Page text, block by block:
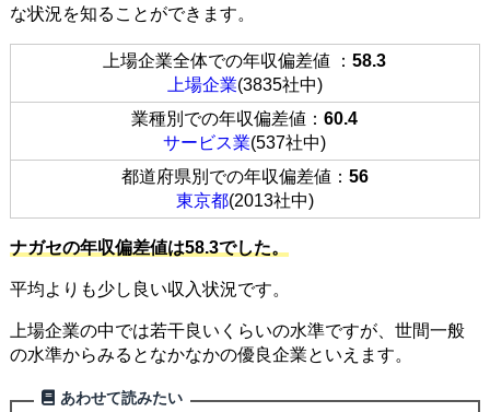
な状況を知ることができます。
上場企業全体での年収偏差値 ：58.3
上場企業(3835社中)
業種別での年収偏差値：60.4
サービス業(537社中)
都道府県別での年収偏差値： 56
東京都(2013社中)
ナガセの年収偏差値は58.3でした。
平均よりも少し良い収入状況です。
上場企業の中では若干良いくらいの水準ですが、世間一般
の水準からみるとなかなかの優良企業といえます。
あわせて読みたい